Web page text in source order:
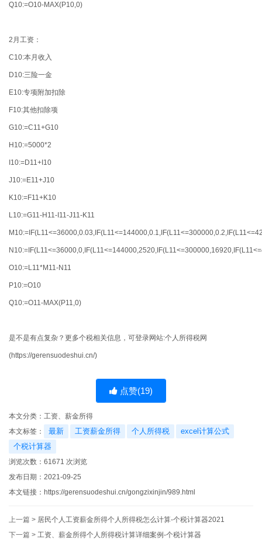
Q10:=O10-MAX(P10,0)
2月工资：
C10:本月收入
D10:三险一金
E10:专项附加扣除
F10:其他扣除项
G10:=C11+G10
H10:=5000*2
I10:=D11+I10
J10:=E11+J10
K10:=F11+K10
L10:=G11-H11-I11-J11-K11
O10:=L11*M11-N11
P10:=O10
Q10:=O11-MAX(P11,0)
是不是有点复杂？更多个税相关信息，可登录网站:个人所得税网
(https://gerensuodeshui.cn/)
点赞(19)
本文分类： 工资、薪金所得
本文标签：
最新 工资薪金所得 个人所得税
excel计算公式
个税计算器
浏览次数： 61671 次浏览
发布日期：2021-09-25
本文链接： https://gerensuodeshui.cn/gongzixinjin/989.html
上一篇 > 居民个人工资薪金所得个人所得税怎么计算-个税计算器2021
下一篇 > 工资、薪金所得个人所得税计算详细案例-个税计算器